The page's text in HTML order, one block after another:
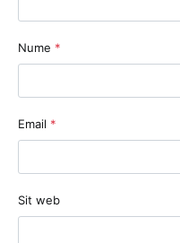
Nume *
Email *
Sit web